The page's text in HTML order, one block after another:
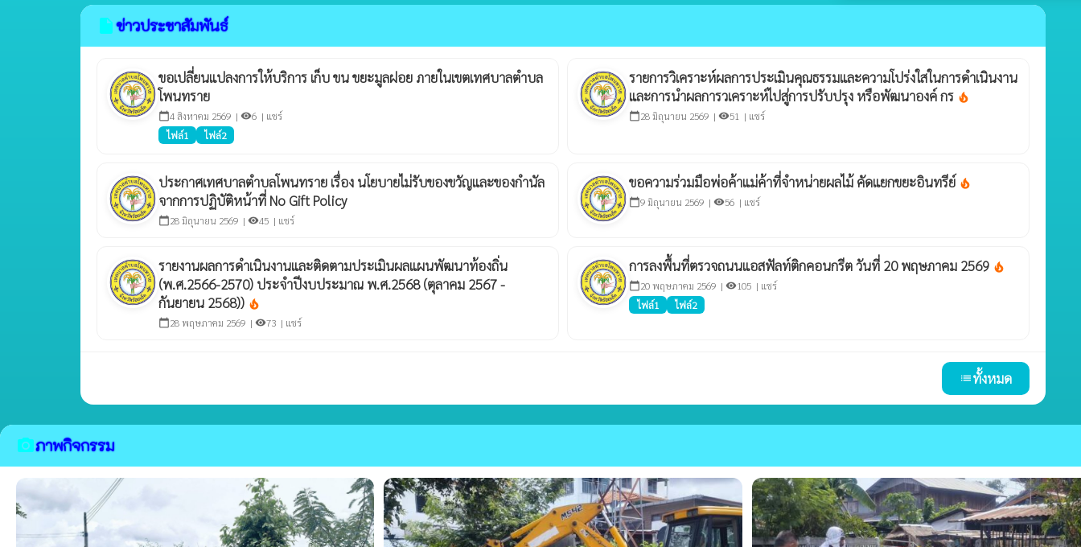
insert_drive_fileข่าวประชาสัมพันธ์
ขอเปลี่ยนแปลงการให้บริการ เก็บ ขน ขยะมูลฝอย ภายในเขตเทศบาลตำบล
โพนทราย
calendar_today4 สิงหาคม 2569 | visibility6 | แชร์
ไฟล์1
ไฟล์2
รายการวิเคราะห์ผลการประเมินคุณธรรมและความโปร่งใสในการดำเนินงาน
และการนำผลการวเคราะห์ไปสู่การปรับปรุง หรือพัฒนาองค์ กร local_fire_department
calendar_today28 มิถุนายน 2569 | visibility51 | แชร์
ประกาศเทศบาลตำบลโพนทราย เรื่อง นโยบายไม่รับของขวัญและของกำนัล
จากการปฏิบัติหน้าที่ No Gift Policy
calendar_today28 มิถุนายน 2569 | visibility45 | แชร์
ขอความร่วมมือพ่อค้าแม่ค้าที่จำหน่ายผลไม้ คัดแยกขยะอินทรีย์ local_fire_department
calendar_today9 มิถุนายน 2569 | visibility56 | แชร์
รายงานผลการดำเนินงานและติดตามประเมินผลแผนพัฒนาท้องถิ่น
(พ.ศ.2566-2570) ประจำปีงบประมาณ พ.ศ.2568 (ตุลาคม 2567 -
กันยายน 2568)) local_fire_department
calendar_today28 พฤษภาคม 2569 | visibility73 | แชร์
การลงพื้นที่ตรวจถนนแอสฟัลท์ติกคอนกรีต วันที่ 20 พฤษภาคม 2569 local_fire_department
calendar_today20 พฤษภาคม 2569 | visibility105 | แชร์
ไฟล์1
ไฟล์2
listทั้งหมด
camera_altภาพกิจกรรม